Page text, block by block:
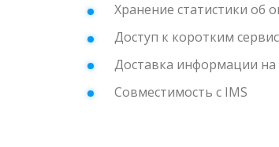
Хранение статистики об
Доступ к коротким
Доставка информации
Совместимость с IMS